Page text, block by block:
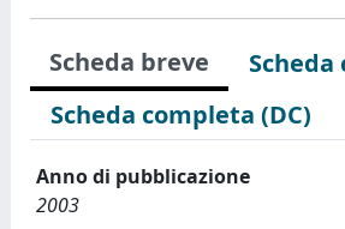
Scheda breve
Scheda completa (DC)
Anno di pubblicazione
2003